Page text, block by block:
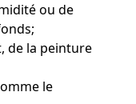
ou de
de la peinture
le